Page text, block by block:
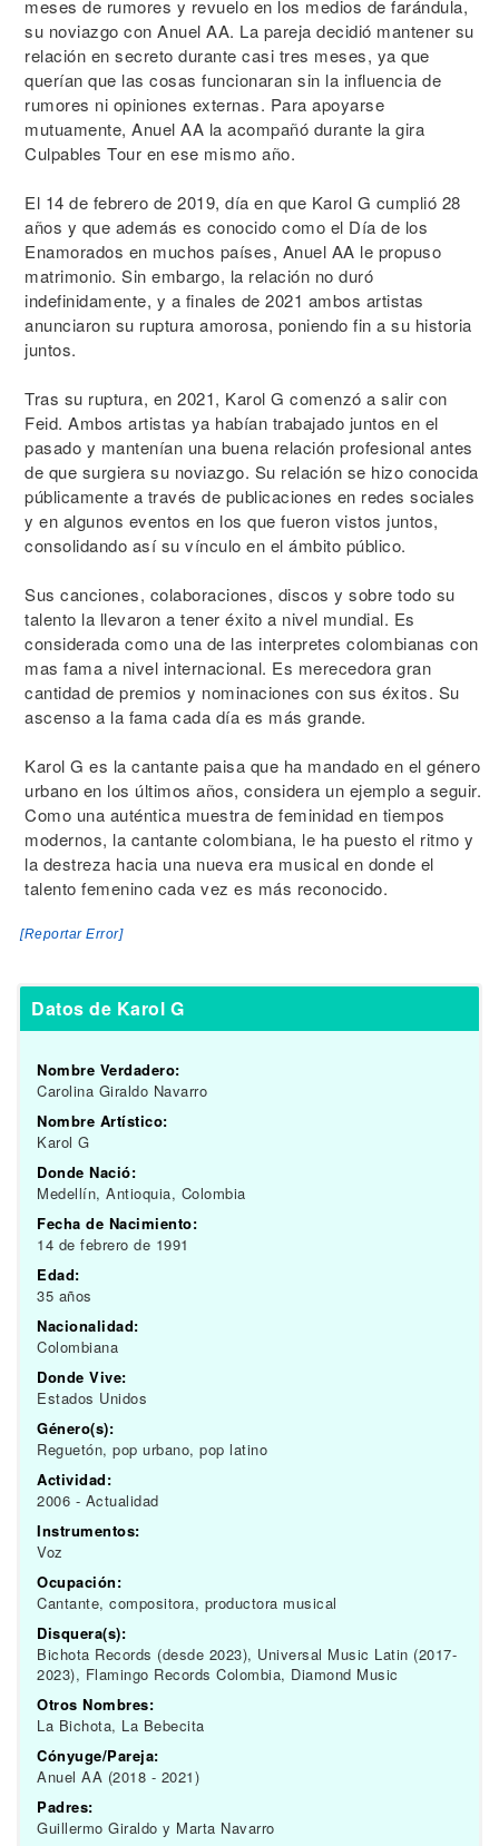
meses de rumores y revuelo en los medios de farándula,
su noviazgo con Anuel AA. La pareja decidió mantener su
relación en secreto durante casi tres meses, ya que
querían que las cosas funcionaran sin la influencia de
rumores ni opiniones externas. Para apoyarse
mutuamente, Anuel AA la acompañó durante la gira
Culpables Tour en ese mismo año.
El 14 de febrero de 2019, día en que Karol G cumplió 28
años y que además es conocido como el Día de los
Enamorados en muchos países, Anuel AA le propuso
matrimonio. Sin embargo, la relación no duró
indefinidamente, y a finales de 2021 ambos artistas
anunciaron su ruptura amorosa, poniendo fin a su historia
juntos.
Tras su ruptura, en 2021, Karol G comenzó a salir con
Feid. Ambos artistas ya habían trabajado juntos en el
pasado y mantenían una buena relación profesional antes
de que surgiera su noviazgo. Su relación se hizo conocida
públicamente a través de publicaciones en redes sociales
y en algunos eventos en los que fueron vistos juntos,
consolidando así su vínculo en el ámbito público.
Sus canciones, colaboraciones, discos y sobre todo su
talento la llevaron a tener éxito a nivel mundial. Es
considerada como una de las interpretes colombianas con
mas fama a nivel internacional. Es merecedora gran
cantidad de premios y nominaciones con sus éxitos. Su
ascenso a la fama cada día es más grande.
Karol G es la cantante paisa que ha mandado en el género
urbano en los últimos años, considera un ejemplo a seguir.
Como una auténtica muestra de feminidad en tiempos
modernos, la cantante colombiana, le ha puesto el ritmo y
la destreza hacia una nueva era musical en donde el
talento femenino cada vez es más reconocido.
[Reportar Error]
Datos de Karol G
Nombre Verdadero:
Carolina Giraldo Navarro
Nombre Artístico:
Karol G
Donde Nació:
Medellín, Antioquia, Colombia
Fecha de Nacimiento:
14 de febrero de 1991
Edad:
35 años
Nacionalidad:
Colombiana
Donde Vive:
Estados Unidos
Género(s):
Reguetón, pop urbano, pop latino
Actividad:
2006 - Actualidad
Instrumentos:
Voz
Ocupación:
Cantante, compositora, productora musical
Disquera(s):
Bichota Records (desde 2023), Universal Music Latin (2017-
2023), Flamingo Records Colombia, Diamond Music
Otros Nombres:
La Bichota, La Bebecita
Cónyuge/Pareja:
Anuel AA (2018 - 2021)
Padres:
Guillermo Giraldo y Marta Navarro